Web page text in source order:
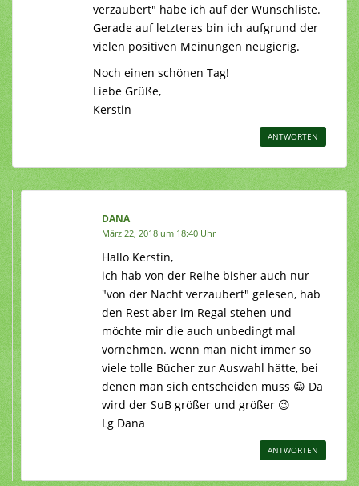
verzaubert" habe ich auf der Wunschliste.
Gerade auf letzteres bin ich aufgrund der
vielen positiven Meinungen neugierig.
Noch einen schönen Tag!
Liebe Grüße,
Kerstin
ANTWORTEN
DANA
März 22, 2018 um 18:40 Uhr
Hallo Kerstin,
ich hab von der Reihe bisher auch nur
"von der Nacht verzaubert" gelesen, hab
den Rest aber im Regal stehen und
möchte mir die auch unbedingt mal
vornehmen. wenn man nicht immer so
viele tolle Bücher zur Auswahl hätte, bei
denen man sich entscheiden muss 😀 Da
wird der SuB größer und größer 😉
Lg Dana
ANTWORTEN